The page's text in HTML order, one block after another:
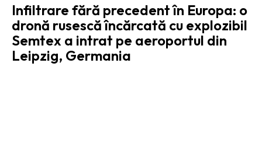
Infiltrare fără precedent în Europa: o
dronă rusescă încărcată cu explozibil
Semtex a intrat pe aeroportul din
Leipzig, Germania